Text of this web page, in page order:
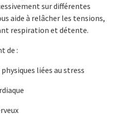
sur différentes
aide à relâcher les tensions,
respiration et détente.
de :
liées au stress